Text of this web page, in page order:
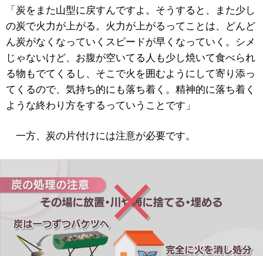
「炭をまた山型に戻すんですよ。そうすると、また少し
の炭で火力が上がる。火力が上がるってことは、どんど
ん炭がなくなっていくスピードが早くなっていく。シメ
じゃないけど、お腹が空いてる人も少し焼いて食べられ
る物もでてくるし、そこで火を囲むようにして寄り添っ
てくるので、気持ち的にも落ち着く。精神的に落ち着く
ような終わり方をするっていうことです」
一方、炭の片付けには注意が必要です。